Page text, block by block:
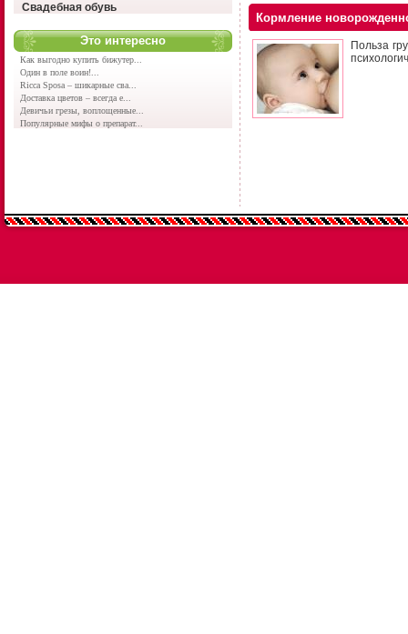
Свадебная обувь
Это интересно
Как выгодно купить бижутер...
Один в поле воин!...
Ricca Sposa – шикарные сва...
Доставка цветов – всегда е...
Девичьи грезы, воплощенные...
Популярные мифы о препарат...
Кормление
Польза